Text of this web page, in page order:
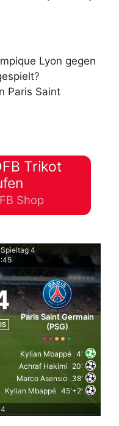
Lyon gegen
Paris Saint
Trikot
Shop
Spieltag 4
Paris Saint Germain
(PSG)
Kylian Mbappé 4'
Achraf Hakimi 20'
Marco Asensio 38'
Kylian Mbappé 45'+2'